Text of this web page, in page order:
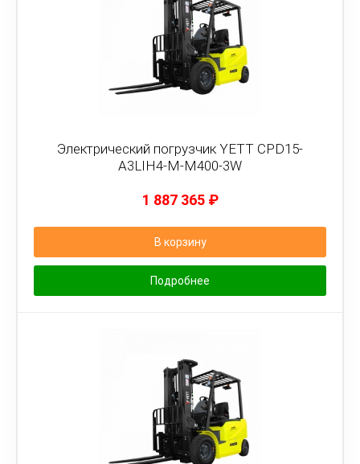
Электрический погрузчик YETT CPD15-
A3LIH4-M-M400-3W
1 887 365 ₽
В корзину
Подробнее